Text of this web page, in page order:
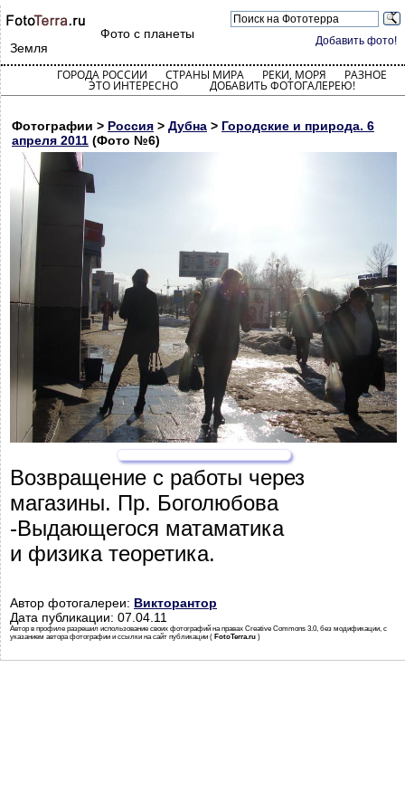
Добавить фото!
Фото с планеты
Земля
ГОРОДА РОССИИ СТРАНЫ МИРА РЕКИ, МОРЯ РАЗНОЕ
ЭТО ИНТЕРЕСНО ДОБАВИТЬ ФОТОГАЛЕРЕЮ!
Фотографии > Россия > Дубна > Городские и природа. 6
апреля 2011 (Фото №6)
Возвращение с работы через
магазины. Пр. Боголюбова
-Выдающегося матаматика
и физика теоретика.
Автор фотогалереи: Викторантор
Дата публикации: 07.04.11
Автор в профиле разрешил использование своих фотографий на правах Creative Commons 3.0, без модификации, с
указанием автора фотографии и ссылки на сайт публикации ( FotoTerra.ru )